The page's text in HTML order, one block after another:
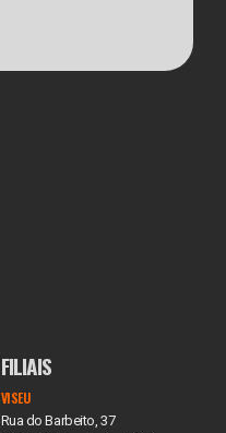
FILIAIS
VISEU
Rua do Barbeito, 37